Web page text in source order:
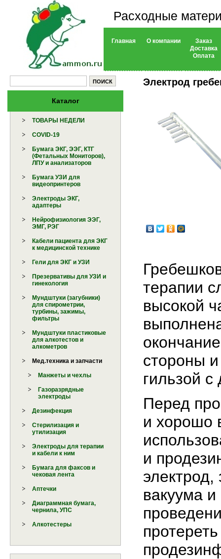
Расходные
Главная О компании
Заказ
Доставка
Оплата
Каталог
ТОВАРЫ НЕДЕЛИ
COVID-19
Бумага ЭКГ, ЭЭГ, КТГ
(Фетальных Мониторов),
ЛПУ и анализаторов
Бумага УЗИ для
видеопринтеров
Электроды ЭКГ,
адаптеры
Нейрофизиология ЭЭГ,
ЭМГ, РЭГ
Кабели пациента для ЭКГ
к медицинской технике
Гели для ЭКГ и УЗИ
Презервативы для УЗИ и
гинекология
Мундштуки (загубники)
для спирометрии,
турбины, зажимы,
фильтры
Мундштуки пластиковые
для алкотестов и
алкометров
Мед.техника и запчасти
Манжеты и чехлы
Газоразрядные
электроды
Дезинфекция
Стерилизация и
утилизация
Электроды для терапии
и кабели к ним
Бумага для факсов и
чековая лента
Аптечки
Диаграммная бумага,
чернила, УПС
Алкотестеры
Электрод
терапии
высокой
стороны
гильзой с
Перед
и хорошо
и
электрод,
вакуума